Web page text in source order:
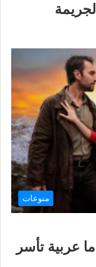
منوعات
عربية تأسر